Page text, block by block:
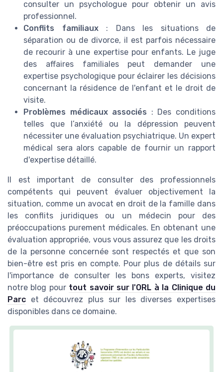
consulter un psychologue pour obtenir un avis
professionnel.
Conflits familiaux: Dans les situations de
séparation ou de divorce, il est parfois nécessaire
de recourir à une expertise pour enfants. Le juge
des affaires familiales peut demander une
expertise psychologique pour éclairer les décisions
concernant la résidence de l'enfant et le droit de
visite.
Problèmes médicaux associés : Des conditions
telles que l’anxiété ou la dépression peuvent
nécessiter une évaluation psychiatrique. Un expert
médical sera alors capable de fournir un rapport
d'expertise détaillé.
Il est important de consulter des professionnels
compétents qui peuvent évaluer objectivement la
situation, comme un avocat en droit de la famille dans
les conflits juridiques ou un médecin pour des
préoccupations purement médicales. En obtenant une
évaluation appropriée, vous vous assurez que les droits
de la personne concernée sont respectés et que son
bien-être est pris en compte. Pour plus de détails sur
l'importance de consulter les bons experts, visitez
notre blog pour tout savoir sur l'ORL à la Clinique du
Parc et découvrez plus sur les diverses expertises
disponibles dans ce domaine.